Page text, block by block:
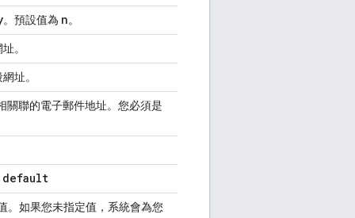
。預設值為 n。
。
址。
關聯的電子郵件地址。您必須是
default
。如果您未指定值，系統會為您